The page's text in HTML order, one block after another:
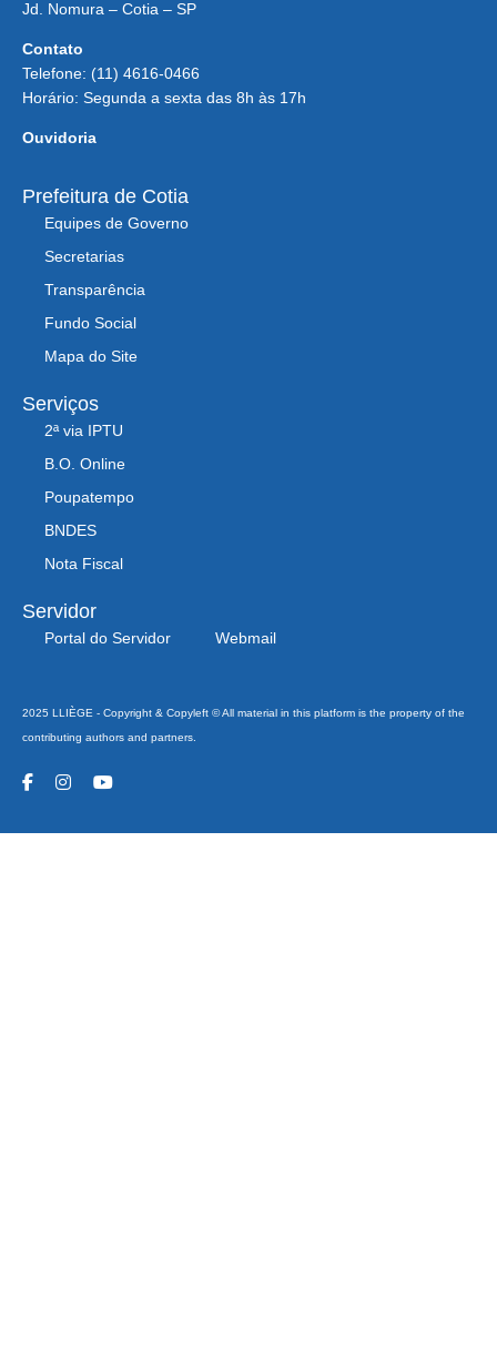
Jd. Nomura – Cotia – SP
Contato
Telefone: (11) 4616-0466
Horário: Segunda a sexta das 8h às 17h
Ouvidoria
Prefeitura de Cotia
Equipes de Governo
Secretarias
Transparência
Fundo Social
Mapa do Site
Serviços
2ª via IPTU
B.O. Online
Poupatempo
BNDES
Nota Fiscal
Servidor
Portal do Servidor Webmail
2025 LLIÈGE - Copyright & Copyleft © All material in this platform is the property of the
contributing authors and partners.